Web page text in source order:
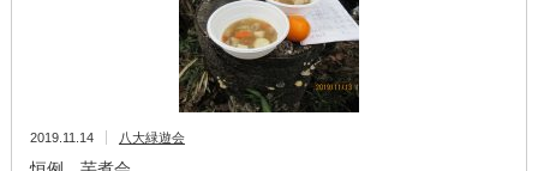
2019.11.14 八大緑遊会